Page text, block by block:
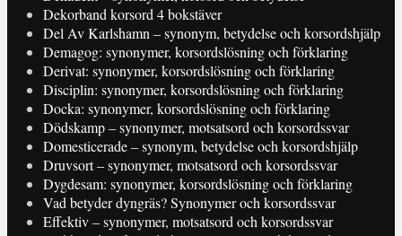
Dekorband korsord 4 bokstäver
Del Av Karlshamn – synonym, betydelse och korsordshjälp
Demagog: synonymer, korsordslösning och förklaring
Derivat: synonymer, korsordslösning och förklaring
Disciplin: synonymer, korsordslösning och förklaring
Docka: synonymer, korsordslösning och förklaring
Dödskamp – synonymer, motsatsord och korsordssvar
Domesticerade – synonym, betydelse och korsordshjälp
Druvsort – synonymer, motsatsord och korsordssvar
Dygdesam: synonymer, korsordslösning och förklaring
Vad betyder dyngräs? Synonymer och korsordssvar
Effektiv – synonymer, motsatsord och korsordssvar